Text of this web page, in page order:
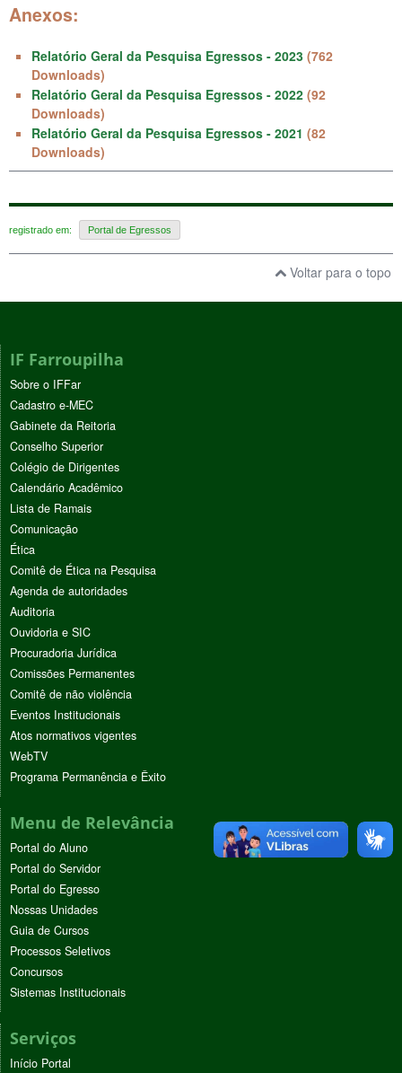
Anexos:
Relatório Geral da Pesquisa Egressos - 2023 (762
Downloads)
Relatório Geral da Pesquisa Egressos - 2022 (92
Downloads)
Relatório Geral da Pesquisa Egressos - 2021 (82
Downloads)
registrado em: Portal de Egressos
Voltar para o topo
IF Farroupilha
Sobre o IFFar
Cadastro e-MEC
Gabinete da Reitoria
Conselho Superior
Colégio de Dirigentes
Calendário Acadêmico
Lista de Ramais
Comunicação
Ética
Comitê de Ética na Pesquisa
Agenda de autoridades
Auditoria
Ouvidoria e SIC
Procuradoria Jurídica
Comissões Permanentes
Comitê de não violência
Eventos Institucionais
Atos normativos vigentes
WebTV
Programa Permanência e Êxito
Menu de Relevância
Portal do Aluno
Portal do Servidor
Portal do Egresso
Nossas Unidades
Guia de Cursos
Processos Seletivos
Concursos
Sistemas Institucionais
Serviços
Início Portal